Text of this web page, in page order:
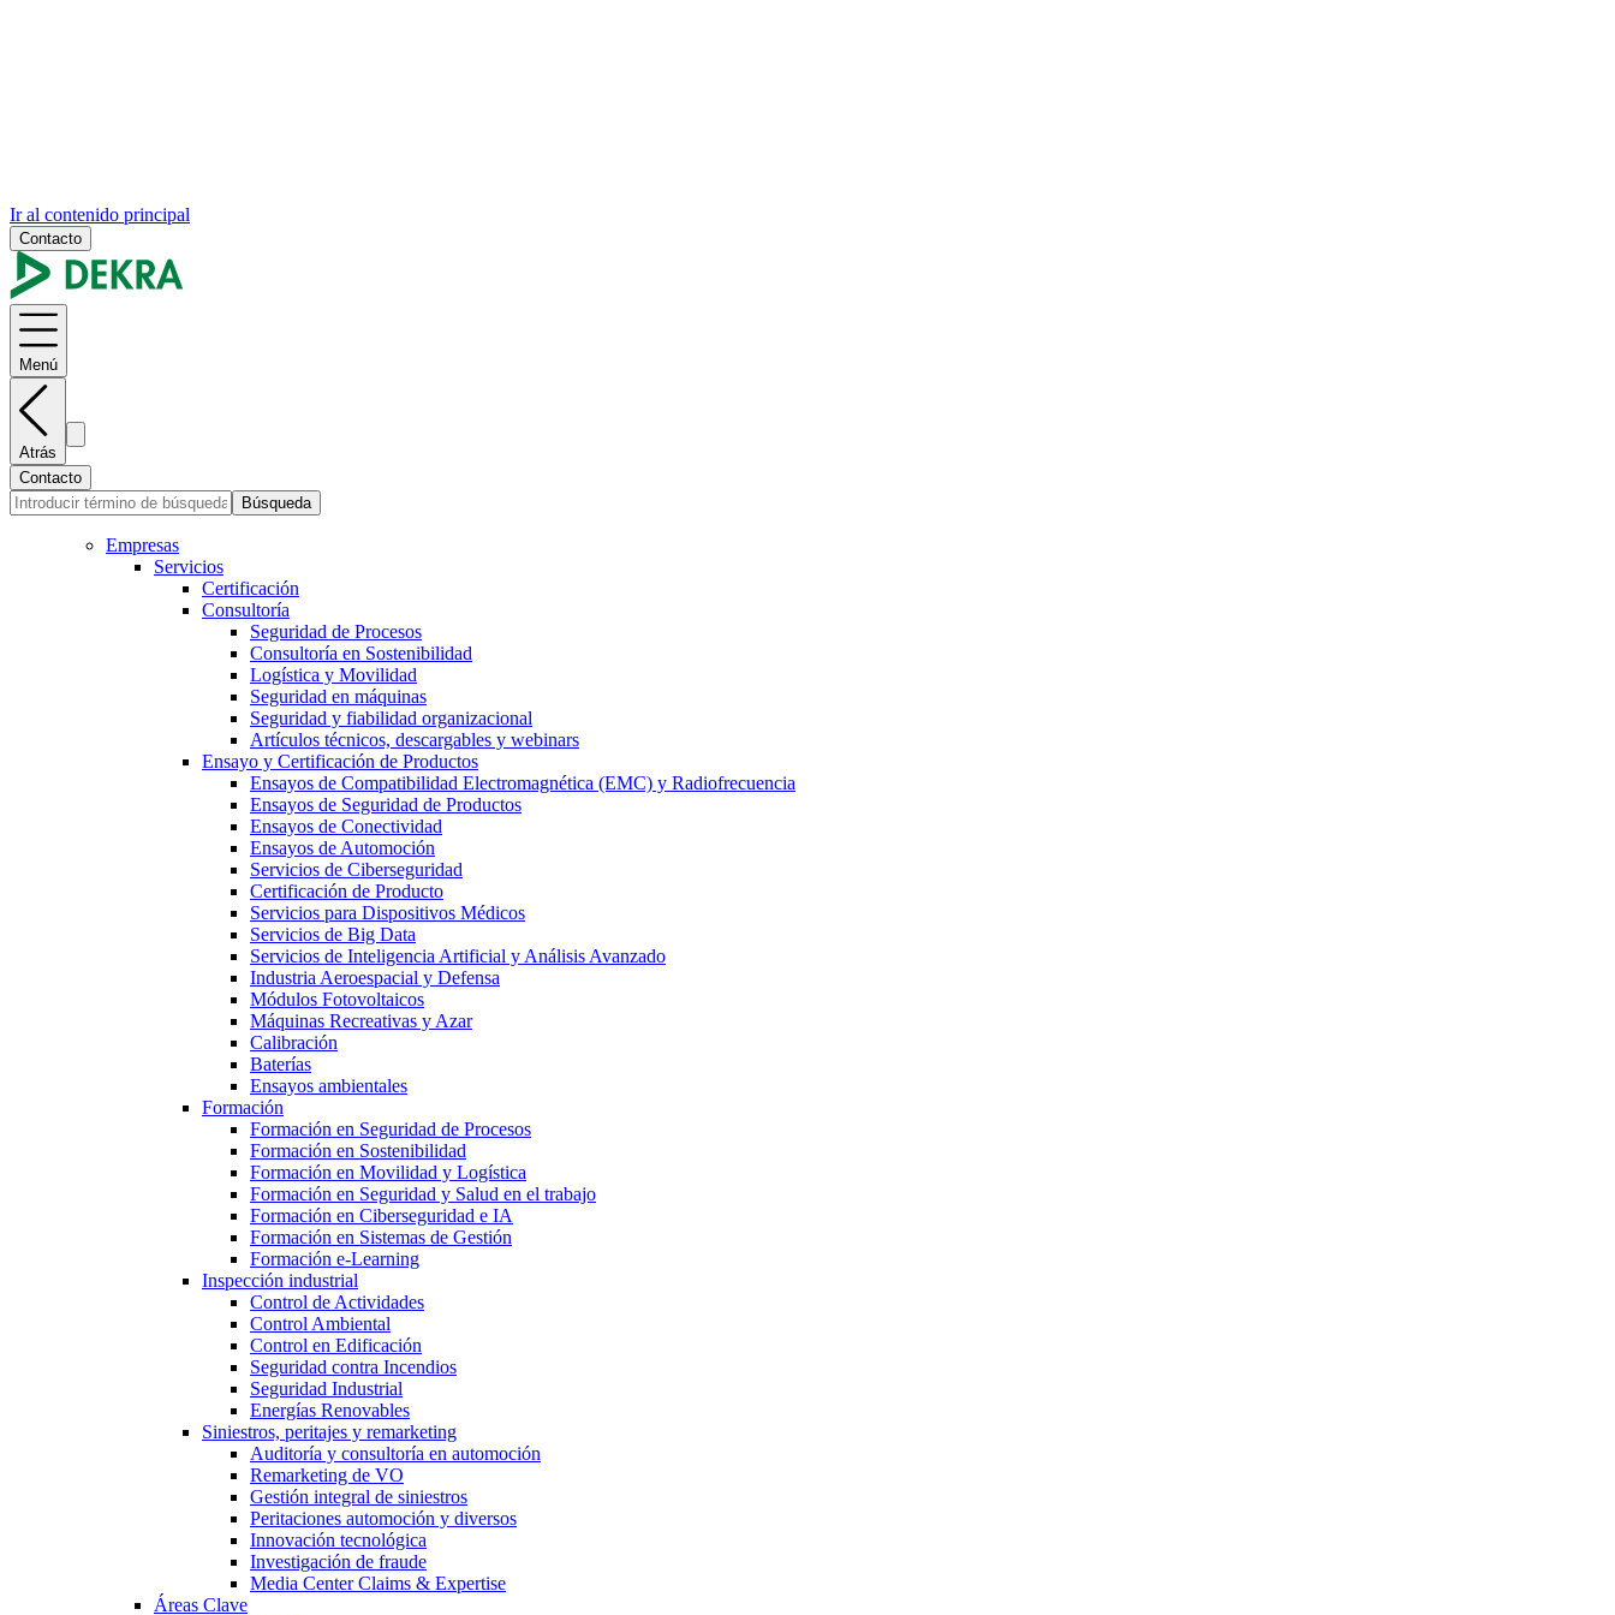
Ir al contenido principal
Contacto
Menú
Atrás
Contacto
Búsqueda
Empresas
Servicios
Certificación
Consultoría
Seguridad de Procesos
Consultoría en Sostenibilidad
Logística y Movilidad
Seguridad en máquinas
Seguridad y fiabilidad organizacional
Artículos técnicos, descargables y webinars
Ensayo y Certificación de Productos
Ensayos de Compatibilidad Electromagnética (EMC) y Radiofrecuencia
Ensayos de Seguridad de Productos
Ensayos de Conectividad
Ensayos de Automoción
Servicios de Ciberseguridad
Certificación de Producto
Servicios para Dispositivos Médicos
Servicios de Big Data
Servicios de Inteligencia Artificial y Análisis Avanzado
Industria Aeroespacial y Defensa
Módulos Fotovoltaicos
Máquinas Recreativas y Azar
Calibración
Baterías
Ensayos ambientales
Formación
Formación en Seguridad de Procesos
Formación en Sostenibilidad
Formación en Movilidad y Logística
Formación en Seguridad y Salud en el trabajo
Formación en Ciberseguridad e IA
Formación en Sistemas de Gestión
Formación e-Learning
Inspección industrial
Control de Actividades
Control Ambiental
Control en Edificación
Seguridad contra Incendios
Seguridad Industrial
Energías Renovables
Siniestros, peritajes y remarketing
Auditoría y consultoría en automoción
Remarketing de VO
Gestión integral de siniestros
Peritaciones automoción y diversos
Innovación tecnológica
Investigación de fraude
Media Center Claims & Expertise
Áreas Clave